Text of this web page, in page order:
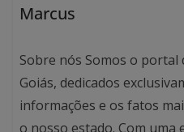
Marcus
Sobre nós Somos o
Goiás, dedicados
informações e os fatos
o nosso estado. Com uma